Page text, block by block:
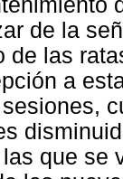
de la
de las
a
que se